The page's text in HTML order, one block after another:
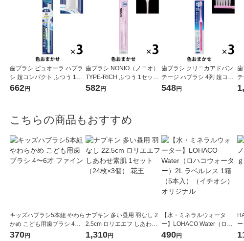
歯ブラシ ピュオーラ ハブラ
シ 超コンパクト ふつう 1セ
ット（3本）花王
662円
歯ブラシ NONIO（ノニオ）
TYPE-RICH ふつう 1セット
（3本）口臭予防 歯垢除去
582円
歯ブラシ クリニカアドバン
テージ ハブラシ 4列 超コン
パクト ふつう 虫歯予防 歯垢
548円
歯
こちらの商品もおすすめ
キッズハブラシ5本組 やわら
かめ こども用歯ブラシ 4〜6
才 ファイン
370円
ナプキン 多い昼用 羽なし 2
2.5cm ロリエエフ しあわせ
素肌 1セット（24枚×3個）
1,310円
【水・ミネラルウォータ
ー】LOHACO Water（ロハ
コウォーター）2L ラベルレ
490円